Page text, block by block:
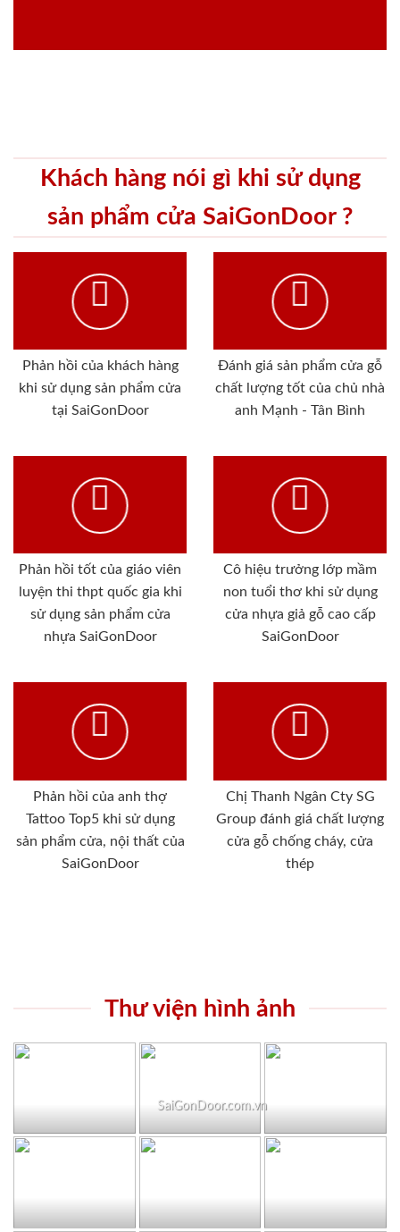
Khách hàng nói gì khi sử dụng
sản phẩm cửa SaiGonDoor ?
Phản hồi của khách hàng
khi sử dụng sản phẩm cửa
tại SaiGonDoor
Đánh giá sản phẩm cửa gỗ
chất lượng tốt của chủ nhà
anh Mạnh - Tân Bình
Phản hồi tốt của giáo viên
luyện thi thpt quốc gia khi
sử dụng sản phẩm cửa
nhựa SaiGonDoor
Cô hiệu trưởng lớp mầm
non tuổi thơ khi sử dụng
cửa nhựa giả gỗ cao cấp
SaiGonDoor
Phản hồi của anh thợ
Tattoo Top5 khi sử dụng
sản phẩm cửa, nội thất của
SaiGonDoor
Chị Thanh Ngân Cty SG
Group đánh giá chất lượng
cửa gỗ chống cháy, cửa
thép
Thư viện hình ảnh
SaiGonDoor.com.vn